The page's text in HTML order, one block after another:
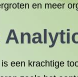
en meer
een krachtige